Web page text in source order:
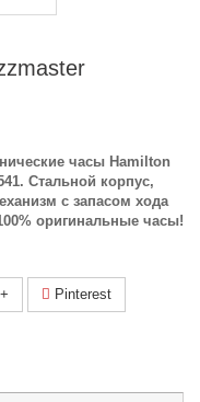
часы Hamilton
Стальной корпус,
с запасом хода
оригинальные часы!
Pinterest